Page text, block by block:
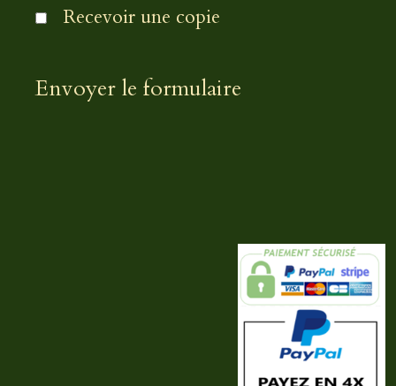
Recevoir une copie
Envoyer le formulaire